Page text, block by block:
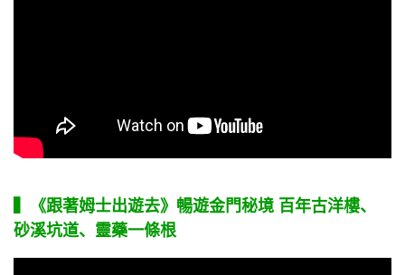
▍《跟著姆士出遊去》暢遊金門秘境 百年古洋樓、
砂溪坑道、靈藥一條根